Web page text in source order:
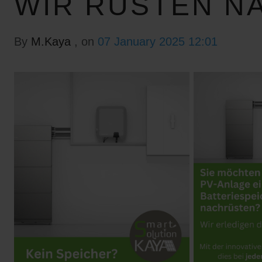
By M.Kaya , on 07 January 2025 12:01